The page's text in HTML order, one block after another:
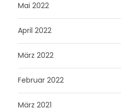
Mai 2022
April 2022
März 2022
Februar 2022
März 2021